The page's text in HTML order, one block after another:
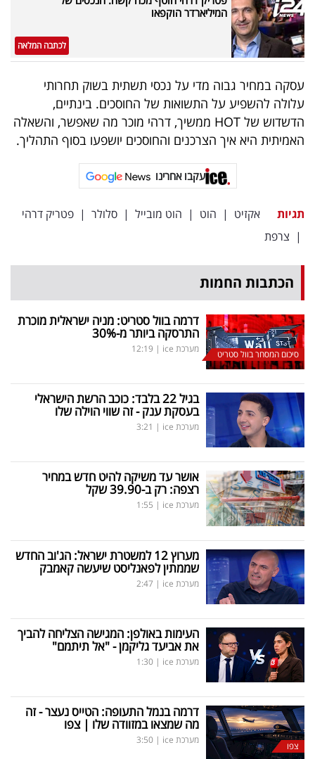
המיליארדר הוקפאו
לכתבה המלאה
עסקה במחיר גבוה מדי על נכסי תשתית בשוק תחרותי
עלולה להשפיע על התשואות של החוסכים. בינתיים,
הדשדוש של HOT ממשיך, דרהי מוכר מה שאפשר, והשאלה
האמיתית היא איך הצרכנים והחוסכים יושפעו בסוף התהליך.
עקבו אחרינו
תגיות אקזיט | הוט | הוט מובייל | סלולר | פטריק דרהי
| צרפת
הכתבות החמות
סיכום המסחר בוול סטריט
דרמה בוול סטריט: מניה ישראלית מוכרת
התרסקה ביותר מ-30%
מערכת ice |
12:19
בגיל 22 בלבד: כוכב הרשת הישראלי
בעסקת ענק - זה שווי הוילה שלו
מערכת ice |
3:21
אושר עד משיקה להיט חדש במחיר
רצפה: רק ב-39.90 שקל
מערכת ice |
1:55
מערוץ 12 למשטרת ישראל: הג'וב החדש
שממתין לפאנליסט שיעשה קאמבק
מערכת ice |
2:47
העימות באולפן: המגישה הצליחה להביך
את אביעד גליקמן - "אל תיתמם"
מערכת ice |
1:30
צפו
דרמה בנמל התעופה: הטייס נעצר - זה
מה שמצאו במזוודה שלו | צפו
מערכת ice |
3:50